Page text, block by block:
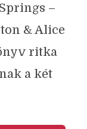
–
& Alice
ritka
a két